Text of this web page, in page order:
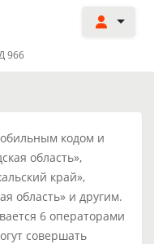
966
кодом и
область»,
край»,
область» и другим.
6 операторами
совершать